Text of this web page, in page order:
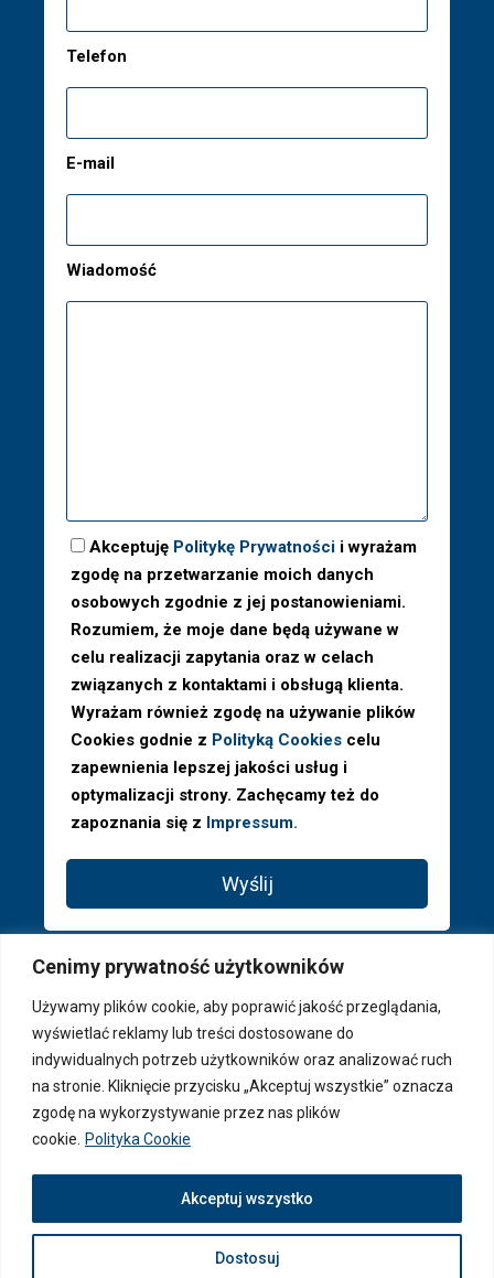
Cenimy prywatność użytkowników
Używamy plików cookie, aby poprawić jakość przeglądania,
wyświetlać reklamy lub treści dostosowane do
indywidualnych potrzeb użytkowników oraz analizować ruch
na stronie. Kliknięcie przycisku „Akceptuj wszystkie” oznacza
zgodę na wykorzystywanie przez nas plików
cookie. Polityka Cookie
Dostosuj
Akceptuj wszystko
Telefon
E-mail
Wiadomość
Akceptuję Politykę Prywatności i wyrażam
zgodę na przetwarzanie moich danych
osobowych zgodnie z jej postanowieniami.
Rozumiem, że moje dane będą używane w
celu realizacji zapytania oraz w celach
związanych z kontaktami i obsługą klienta.
Wyrażam również zgodę na używanie plików
Cookies godnie z Polityką Cookies celu
zapewnienia lepszej jakości usług i
optymalizacji strony. Zachęcamy też do
zapoznania się z Impressum.
Wyślij